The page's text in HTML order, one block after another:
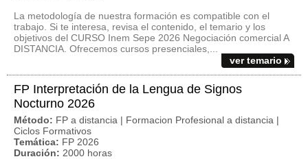
La metodología de nuestra formación es compatible con el
trabajo. Si te interesa, revisa el contenido, el temario y los
objetivos del CURSO Inem Sepe 2026 Negociación comercial A
DISTANCIA. Ofrecemos cursos presenciales,...
ver temario
FP Interpretación de la Lengua de Signos
Nocturno 2026
Método: FP a distancia | Formacion Profesional a distancia |
Ciclos Formativos
Temática: FP 2026
Duración: 2000 horas